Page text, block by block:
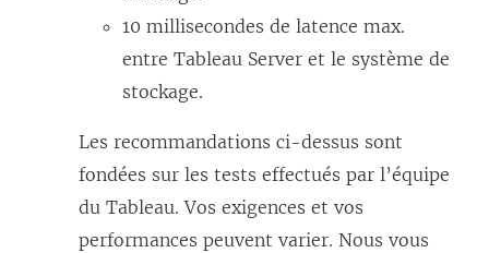
10 millisecondes de latence max.
entre Tableau Server et le système de
stockage.
Les recommandations ci-dessus sont
fondées sur les tests effectués par l’équipe
du Tableau. Vos exigences et vos
performances peuvent varier. Nous vous